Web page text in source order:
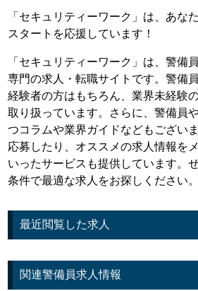
「セキュリティーワーク」は、あな
スタートを応援しています！
「セキュリティーワーク」は、警備
専門の求人・転職サイトです。警備
経験者の方はもちろん、業界未経験
取り扱っています。さらに、警備員
つコラムや業界ガイドなどもござい
応募したり、オススメの求人情報を
いったサービスも提供しています。
条件で最適な求人をお探しください。
最近閲覧した求人
関連警備員求人情報